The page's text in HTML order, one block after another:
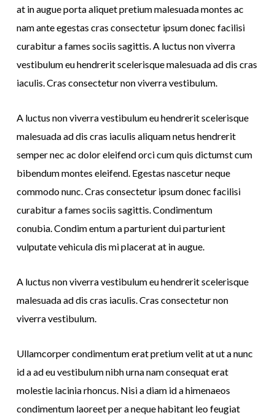
at in augue porta aliquet pretium malesuada montes ac
nam ante egestas cras consectetur ipsum donec facilisi
curabitur a fames sociis sagittis. A luctus non viverra
vestibulum eu hendrerit scelerisque malesuada ad dis cras
iaculis. Cras consectetur non viverra vestibulum.
A luctus non viverra vestibulum eu hendrerit scelerisque
malesuada ad dis cras iaculis aliquam netus hendrerit
semper nec ac dolor eleifend orci cum quis dictumst cum
bibendum montes eleifend. Egestas nascetur neque
commodo nunc. Cras consectetur ipsum donec facilisi
curabitur a fames sociis sagittis. Condimentum
conubia. Condim entum a parturient dui parturient
vulputate vehicula dis mi placerat at in augue.
A luctus non viverra vestibulum eu hendrerit scelerisque
malesuada ad dis cras iaculis. Cras consectetur non
viverra vestibulum.
Ullamcorper condimentum erat pretium velit at ut a nunc
id a ad eu vestibulum nibh urna nam consequat erat
molestie lacinia rhoncus. Nisi a diam id a himenaeos
condimentum laoreet per a neque habitant leo feugiat